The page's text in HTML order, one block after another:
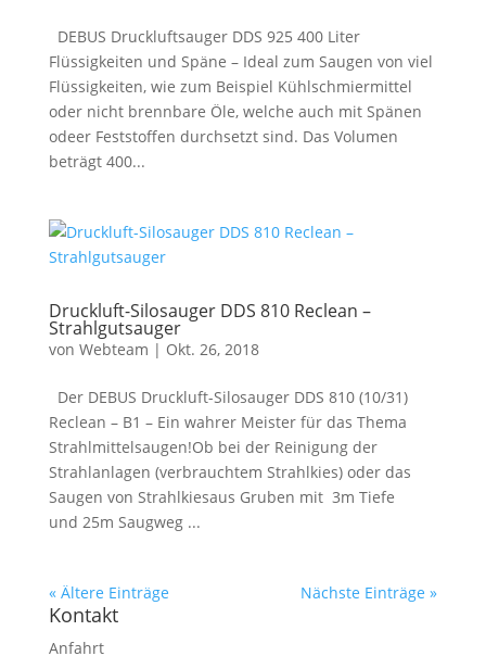
DEBUS Druckluftsauger DDS 925 400 Liter
Flüssigkeiten und Späne – Ideal zum Saugen von viel
Flüssigkeiten, wie zum Beispiel Kühlschmiermittel
oder nicht brennbare Öle, welche auch mit Spänen
odeer Feststoffen durchsetzt sind. Das Volumen
beträgt 400...
Druckluft-Silosauger DDS 810 Reclean –
Strahlgutsauger
von Webteam | Okt. 26, 2018
Der DEBUS Druckluft-Silosauger DDS 810 (10/31)
Reclean – B1 – Ein wahrer Meister für das Thema
Strahlmittelsaugen!Ob bei der Reinigung der
Strahlanlagen (verbrauchtem Strahlkies) oder das
Saugen von Strahlkiesaus Gruben mit 3m Tiefe
und 25m Saugweg ...
« Ältere Einträge Nächste Einträge »
Kontakt
Anfahrt